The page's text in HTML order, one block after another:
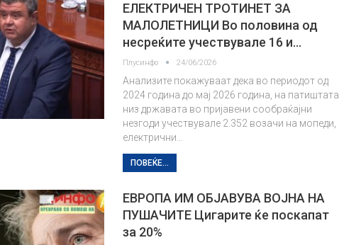
ЕЛЕКТРИЧЕН ТРОТИНЕТ ЗА
МАЛОЛЕТНИЦИ Во половина од
несреќите учествувале 16 и…
Плусинфо 24/06/2026
Анализите покажуваат дека во периодот од
2024 година до мај 2026 година, на патиштата
низ државата во пријавени сообраќајни
незгоди учествувале 2.352 возачи на мопеди,
електрични…
ПОВЕЌЕ...
ЕВРОПА ИМ ОБЈАВУВА ВОЈНА НА
ПУШАЧИТЕ Цигарите ќе поскапат
за 20%